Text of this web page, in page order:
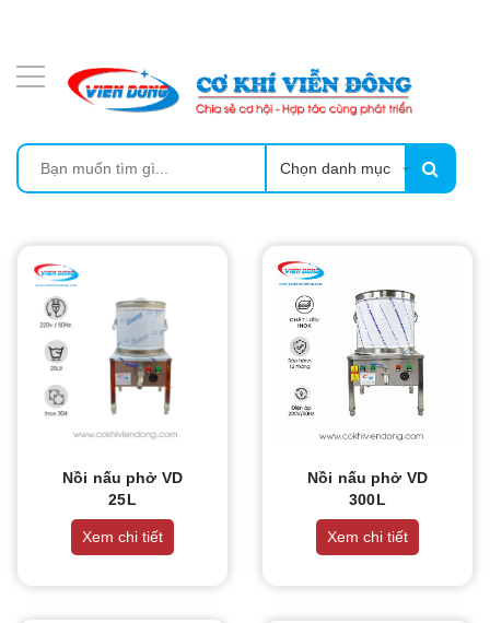
Chọn danh mục
Nồi nấu phở VD
25L
Xem chi tiết
Nồi nấu phở VD
300L
Xem chi tiết
MÁY ÉP MÍA TẠO BỌT
TỦ SẤY
MÁY SẤY THỰC PHẨM CÔNG NGHIỆP
CẨM NANG
THIẾT BỊ NHÀ BẾP
THIẾT BỊ NHÀ BẾP CAO CẤP
MÁY CHẾ BIẾN THỰC PHẨM